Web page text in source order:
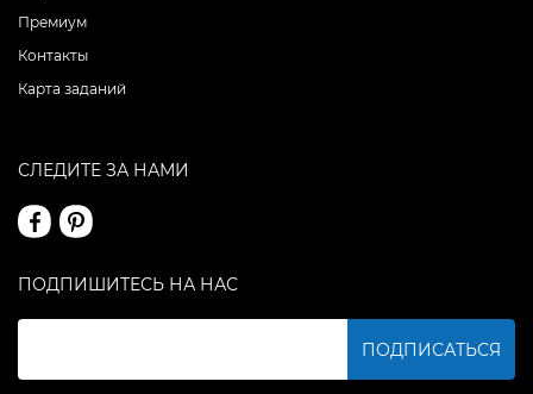
Премиум
Контакты
Карта заданий
СЛЕДИТЕ ЗА НАМИ
ПОДПИШИТЕСЬ НА НАС
ПОДПИСАТЬСЯ